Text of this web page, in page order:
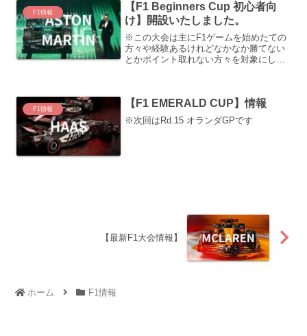
F1情報
【F1 Beginners Cup 初心者向
け】開設いたしました。
※この大会は主にF1ゲームを始めたての
方々や経験あるけれどなかなか勝てない
とかポイント取れない方々を対象にした
F1情報 【F1 EMERALD CUP】情報
※次回はRd.15 オランダGPです
【最新F1大会情報】
ホーム F1情報